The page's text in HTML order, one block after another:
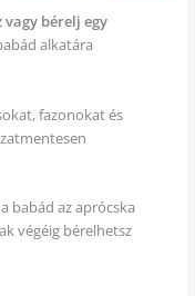
vagy bérelj egy
alkatára
fazonokat és
babád az aprócska
végéig bérelhetsz